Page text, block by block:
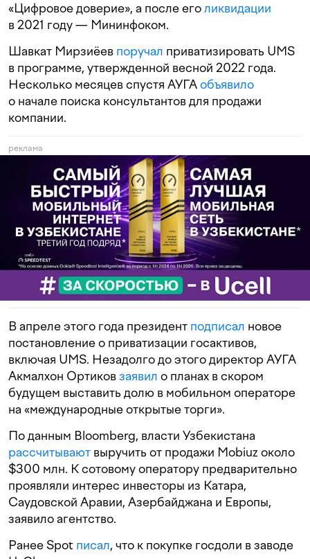
«Цифровое доверие», а после еголиквидации
в 2021 году — Мининфоком.
Шавкат Мирзиёев поручал приватизировать UMS
в программе, утвержденной весной 2022 года.
Несколько месяцев спустя АУГАобъявило
о начале поиска консультантов для продажи
компании.
реклама
В апреле этого года президент подписал новое
постановление о приватизации госактивов,
включая UMS. Незадолго до этого директор АУГА
Акмалхон Ортиковзаявил о планах в скором
будущем выставить долю в мобильном операторе
на «международные открытые торги».
По данным Bloomberg, власти Узбекистана
рассчитывают выручить от продажи Mobiuz около
$300 млн. К сотовому оператору предварительно
проявляли интерес инвесторы из Катара,
Саудовской Аравии, Азербайджана и Европы,
заявило агентство.
Ранее Spot писал, что к покупке госдоли в заводе